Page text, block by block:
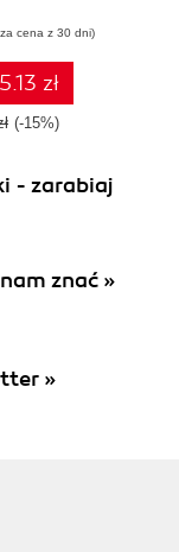
cena z 30 dni)
zł
(-15%)
- zarabiaj
znać »
»